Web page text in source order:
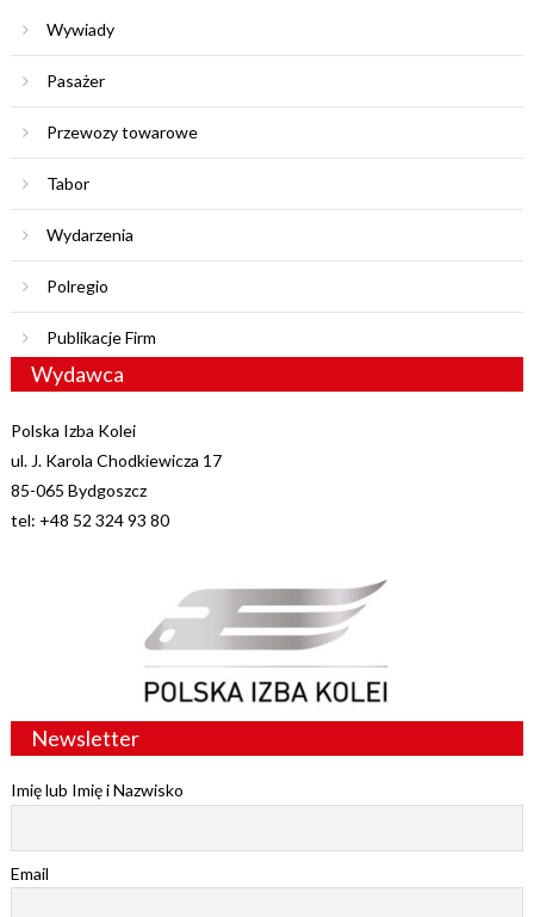
Wywiady
Pasażer
Przewozy towarowe
Tabor
Wydarzenia
Polregio
Publikacje Firm
Wydawca
Polska Izba Kolei
ul. J. Karola Chodkiewicza 17
85-065 Bydgoszcz
tel: +48 52 324 93 80
Newsletter
Imię lub Imię i Nazwisko
Email